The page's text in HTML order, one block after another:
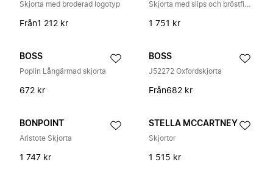
Skjorta med broderad logotyp
Från1 212 kr
Skjorta med slips och bröstficka
1 751 kr
BOSS
Poplin Långärmad skjorta
672 kr
BOSS
J52272 Oxfordskjorta
Från682 kr
BONPOINT
Aristote Skjorta
1 747 kr
STELLA MCCARTNEY
Skjortor
1 515 kr